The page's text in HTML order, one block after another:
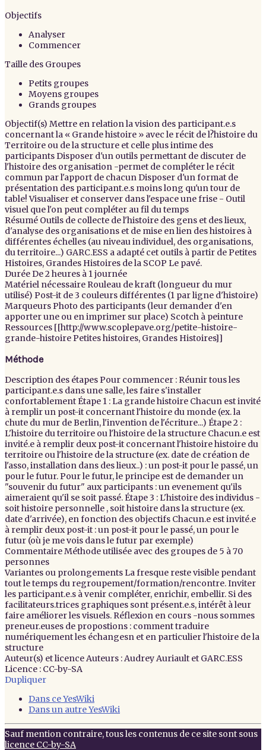
Objectifs
Analyser
Commencer
Taille des Groupes
Petits groupes
Moyens groupes
Grands groupes
Objectif(s) Mettre en relation la vision des participant.e.s
concernant la « Grande histoire » avec le récit de l?histoire du
Territoire ou de la structure et celle plus intime des
participants Disposer d'un outils permettant de discuter de
l'histoire des organisation -permet de compléter le récit
commun par l'apport de chacun Disposer d'un format de
présentation des participant.e.s moins long qu'un tour de
table! Visualiser et conserver dans l'espace une frise - Outil
visuel que l'on peut compléter au fil du temps
Résumé Outils de collecte de l'histoire des gens et des lieux,
d'analyse des organisations et de mise en lien des histoires à
différentes échelles (au niveau individuel, des organisations,
du territoire...) GARC.ESS a adapté cet outils à partir de Petites
Histoires, Grandes Histoires de la SCOP Le pavé.
DuréeDe 2 heures à 1 journée
Matériel nécessaire Rouleau de kraft (longueur du mur
utilisé) Post-it de 3 couleurs différentes (1 par ligne d'histoire)
Marqueurs Photo des participants (leur demander d'en
apporter une ou en imprimer sur place) Scotch à peinture
Ressources [[http://www.scoplepave.org/petite-histoire-
grande-histoire Petites histoires, Grandes Histoires]]
Méthode
Description des étapesPour commencer : Réunir tous les
participant.e.s dans une salle, les faire s'installer
confortablement Étape 1 : La grande histoire Chacun est invité
à remplir un post-it concernant l'histoire du monde (ex. la
chute du mur de Berlin, l'invention de l'écriture...) Étape 2 :
L'histoire du territoire ou l'histoire de la structure Chacun.e est
invité.e à remplir deux post-it concernant l'histoire histoire du
territoire ou l'histoire de la structure (ex. date de création de
l'asso, installation dans des lieux..) : un post-it pour le passé, un
pour le futur. Pour le futur, le principe est de demander un
"souvenir du futur" aux participants : un evenement qu'ils
aimeraient qu'il se soit passé. Étape 3 : L'histoire des individus -
soit histoire personnelle , soit histoire dans la structure (ex.
date d'arrivée), en fonction des objectifs Chacun.e est invité.e
à remplir deux post-it : un post-it pour le passé, un pour le
futur (où je me vois dans le futur par exemple)
CommentaireMéthode utilisée avec des groupes de 5 à 70
personnes
Variantes ou prolongementsLa fresque reste visible pendant
tout le temps du regroupement/formation/rencontre. Inviter
les participant.e.s à venir compléter, enrichir, embellir. Si des
facilitateurs.trices graphiques sont présent.e.s, intérêt à leur
faire améliorer les visuels. Réflexion en cours -nous sommes
preneur.euses de propostions : comment traduire
numériquement les échangesn et en particulier l'histoire de la
structure
Auteur(s) et licenceAuteurs : Audrey Auriault et GARC.ESS
Licence : CC-by-SA
Dupliquer
Dans ce YesWiki
Dans un autre YesWiki
Sauf mention contraire, tous les contenus de ce site sont sous
licence CC-by-SA